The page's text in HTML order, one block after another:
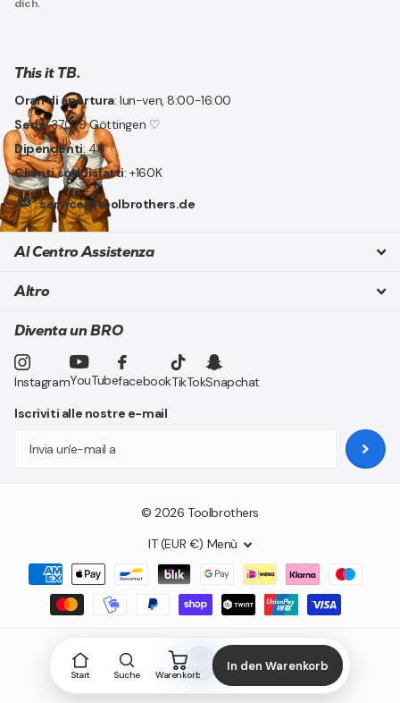
dich.
This it TB.
Orari di apertura: lun-ven, 8:00-16:00
Sede: 37079 Göttingen ♡
Dipendenti: 48
Clienti soddisfatti: +160K
service@toolbrothers.de
Al Centro Assistenza
Altro
Diventa un BRO
InstagramYouTubefacebookTikTokSnapchat
Iscriviti alle nostre e-mail
©2026 Toolbrothers
IT (EUR €) Menù
Start Suche Warenkorb
In den Warenkorb